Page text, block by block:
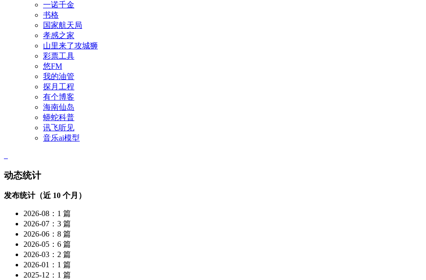
一诺千金
书格
国家航天局
孝感之家
山里来了攻城狮
彩票工具
悠FM
我的油管
探月工程
有个博客
海南仙岛
蟒蛇科普
讯飞听见
音乐ai模型
动态统计
发布统计（近 10 个月）
2026-08：1 篇
2026-07：3 篇
2026-06：8 篇
2026-05：6 篇
2026-03：2 篇
2026-01：1 篇
2025-12：1 篇